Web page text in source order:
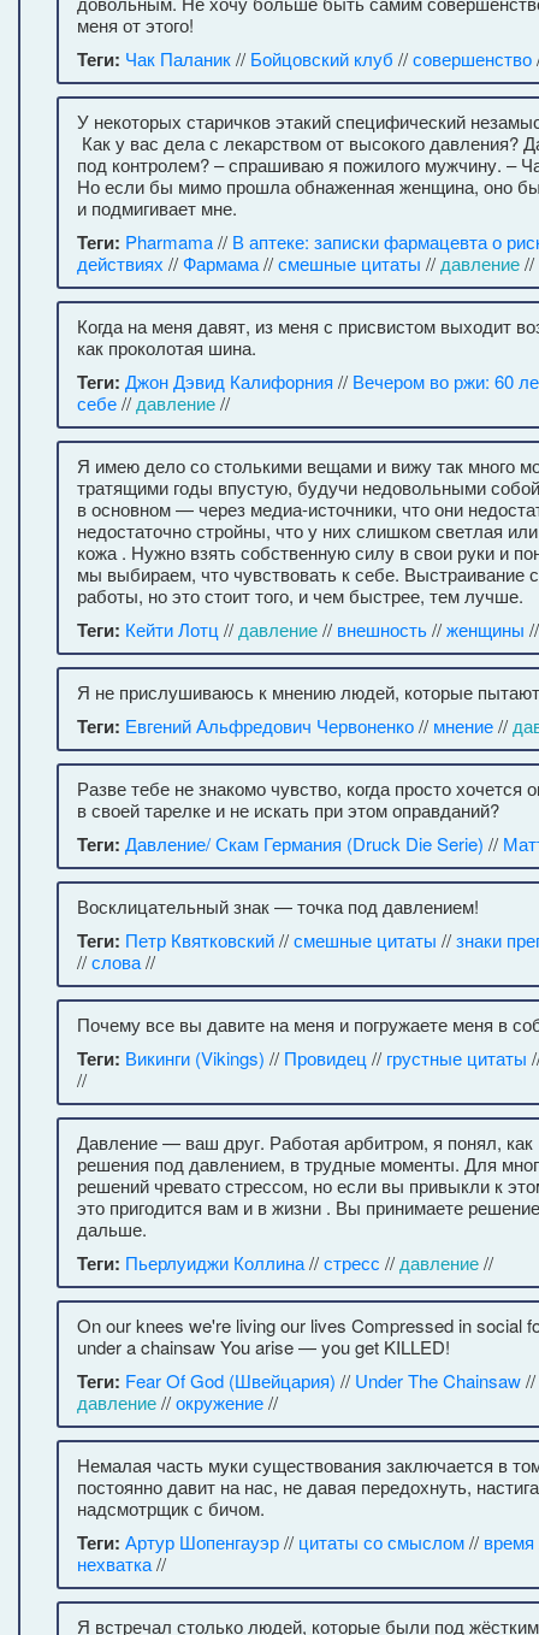
меня от этого!
Теги: Чак Паланик// Бойцовский клуб //совершенство
У некоторых старичков этакий специфический
Как у вас дела с лекарством от высокого давления?
под контролем? – спрашиваю я пожилого мужчину. –
Но если бы мимо прошла обнаженная женщина, оно
и подмигивает мне.
Теги: Pharmama// В аптеке: записки фармацевта о
действиях //Фармама//смешные цитаты // давление//
Когда на меня давят, из меня с присвистом выходит
как проколотая шина.
Теги: Джон Дэвид Калифорния // Вечером во ржи: 60
себе// давление//
Я имею дело со столькими вещами и вижу так много
тратящими годы впустую, будучи недовольными
в основном — через медиа-источники, что они
недостаточно стройны, что у них слишком светлая
кожа . Нужно взять собственную силу в свои руки и
мы выбираем, что чувствовать к себе. Выстраивание
работы, но это стоит того, и чем быстрее, тем лучше.
Теги: Кейти Лотц // давление// внешность//женщины
Я не прислушиваюсь к мнению людей, которые
Теги: Евгений Альфредович Червоненко// мнение//
Разве тебе не знакомо чувство, когда просто хочется
в своей тарелке и не искать при этом оправданий?
Теги: Давление/ Скам Германия (Druck Die Serie) //
Восклицательный знак — точка под давлением!
Теги: Петр Квятковский//смешные цитаты //знаки
//слова//
Почему все вы давите на меня и погружаете меня в
Теги: Викинги (Vikings) // Провидец // грустные цитаты
//
Давление — ваш друг. Работая арбитром, я понял, как
решения под давлением, в трудные моменты. Для
решений чревато стрессом, но если вы привыкли к
это пригодится вам и в жизни . Вы принимаете
дальше.
Теги: Пьерлуиджи Коллина//стресс // давление//
On our knees we're living our lives Compressed in social
under a chainsaw You arise — you get KILLED!
Теги: Fear Of God (Швейцария) // Under The Chainsaw//
давление//окружение//
Немалая часть муки существования заключается в
постоянно давит на нас, не давая передохнуть,
надсмотрщик с бичом.
Теги: Артур Шопенгауэр// цитаты со смыслом// время
нехватка//
Я встречал столько людей, которые были под